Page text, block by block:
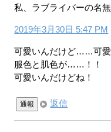
私、ラブライバーの名
2019年3月30日 5:47 PM
可愛いんだけど……可
服色と肌色が……！！
可愛いんだけどね！
通報 返信